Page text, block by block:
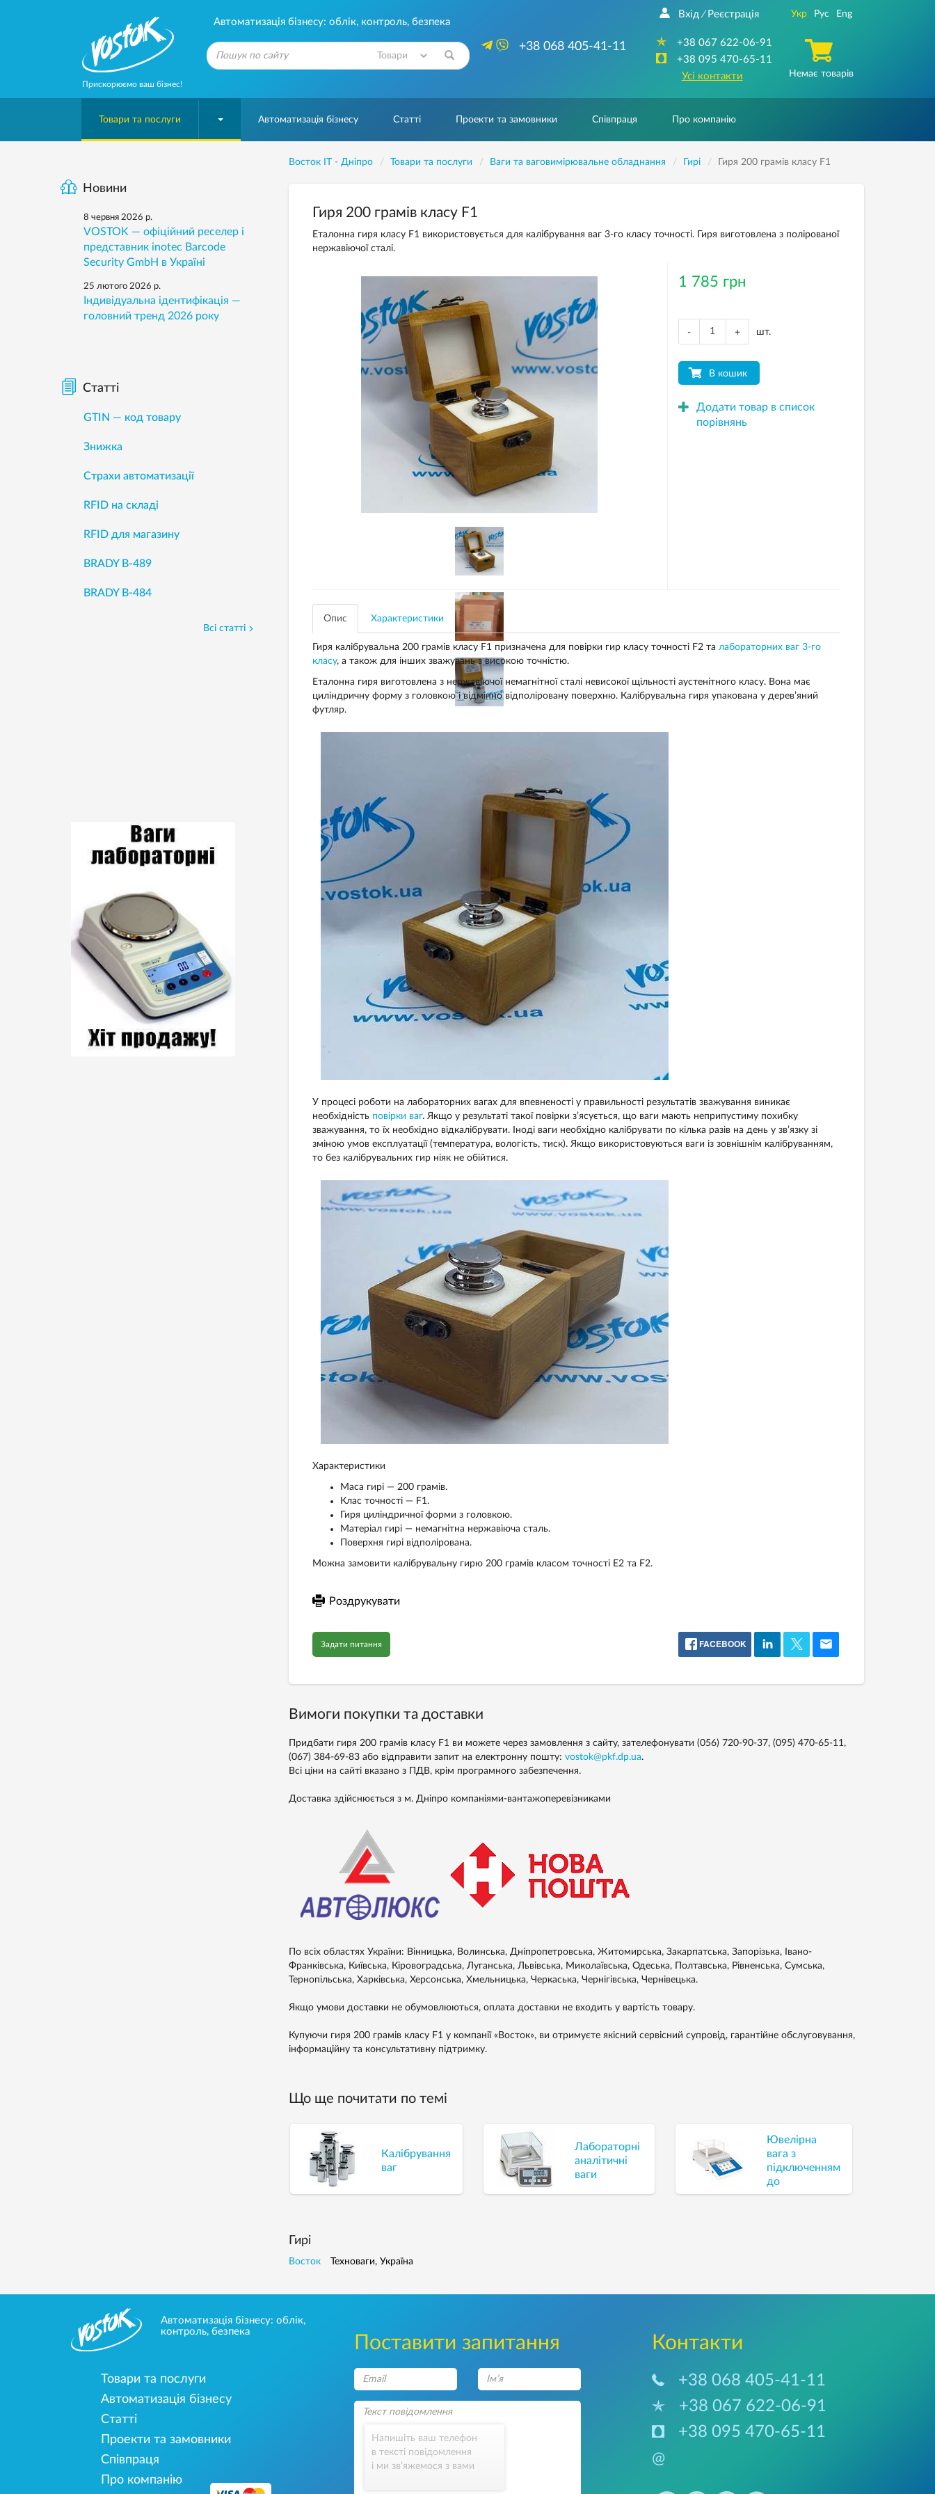
Прискорюємо ваш бізнес!
Автоматизація бізнесу: облік, контроль, безпека
+38 068 405-41-11
Вхід / Реєстрація
+38 067 622-06-91
+38 095 470-65-11
Усі контакти
Укр Рус Eng
Немає товарів
Товари та послуги Автоматизація бізнесу Статті Проекти та замовники Співпраця Про компанію
Восток IT - Дніпро Товари та послуги Ваги та ваговимірювальне обладнання Гирі Гиря 200 грамів класу F1
Гиря 200 грамів класу F1
Еталонна гиря класу F1 використовується для калібрування ваг 3-го класу точності. Гиря виготовлена з полірованої
нержавіючої сталі.
1 785 грн
- + шт.
В кошик
Додати товар в список
порівнянь
Опис Характеристики
Гиря калібрувальна 200 грамів класу F1 призначена для повірки гир класу точності F2 та лабораторних ваг 3-го
класу, а також для інших зважувань з високою точністю.
Еталонна гиря виготовлена з нержавіючої немагнітної сталі невисокої щільності аустенітного класу. Вона має
циліндричну форму з головкою і відмінно відполіровану поверхню. Калібрувальна гиря упакована у дерев’яний
футляр.
У процесі роботи на лабораторних вагах для впевненості у правильності результатів зважування виникає
необхідність повірки ваг. Якщо у результаті такої повірки з’ясується, що ваги мають неприпустиму похибку
зважування, то їх необхідно відкалібрувати. Іноді ваги необхідно калібрувати по кілька разів на день у зв’язку зі
зміною умов експлуатації (температура, вологість, тиск). Якщо використовуються ваги із зовнішнім калібруванням,
то без калібрувальних гир ніяк не обійтися.
Характеристики
Маса гирі — 200 грамів.
Клас точності — F1.
Гиря циліндричної форми з головкою.
Матеріал гирі — немагнітна нержавіюча сталь.
Поверхня гирі відполірована.
Можна замовити калібрувальну гирю 200 грамів класом точності Е2 та F2.
Роздрукувати
Задати питання FACEBOOK
Вимоги покупки та доставки
Придбати гиря 200 грамів класу F1 ви можете через замовлення з сайту, зателефонувати (056) 720-90-37, (095) 470-65-11,
(067) 384-69-83 або відправити запит на електронну пошту: vostok@pkf.dp.ua.
Всі ціни на сайті вказано з ПДВ, крім програмного забезпечення.
Доставка здійснюється з м. Дніпро компаніями-вантажоперевізниками
По всіх областях України: Вінницька, Волинська, Дніпропетровська, Житомирська, Закарпатська, Запорізька, Івано-
Франківська, Київська, Кіровоградська, Луганська, Львівська, Миколаївська, Одеська, Полтавська, Рівненська, Сумська,
Тернопільська, Харківська, Херсонська, Хмельницька, Черкаська, Чернігівська, Чернівецька.
Якщо умови доставки не обумовлюються, оплата доставки не входить у вартість товару.
Купуючи гиря 200 грамів класу F1 у компанії «Восток», ви отримуєте якісний сервісний супровід, гарантійне обслуговування,
інформаційну та консультативну підтримку.
Що ще почитати по темі
Калібрування
ваг
Лабораторні
аналітичні
ваги
Ювелірна
вага з
підключенням
до
комп’ютера
Гирі
Восток Техноваги, Україна
Новини
8 червня 2026 р.
VOSTOK — офіційний реселер і
представник inotec Barcode
Security GmbH в Україні
25 лютого 2026 р.
Індивідуальна ідентифікація —
головний тренд 2026 року
Статті
GTIN — код товару
Знижка
Страхи автоматизації
RFID на складі
RFID для магазину
BRADY B-489
BRADY B-484
Всі статті
Автоматизація бізнесу: облік,
контроль, безпека
Товари та послуги
Автоматизація бізнесу
Статті
Проекти та замовники
Співпраця
Про компанію
Поставити запитання
Напишіть ваш телефон
в тексті повідомлення
і ми зв’яжемося з вами
Контакти
+38 068 405-41-11
+38 067 622-06-91
+38 095 470-65-11
@